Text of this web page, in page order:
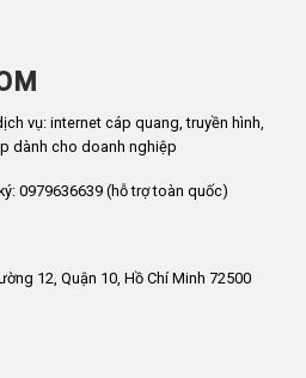
vụ: internet cáp quang, truyền hình,
dành cho doanh nghiệp
0979636639 (hỗ trợ toàn quốc)
12, Quận 10, Hồ Chí Minh 72500